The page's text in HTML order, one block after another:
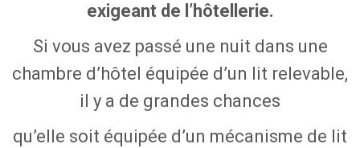
exigeant de l’hôtellerie.
Si vous avez passé une nuit dans une
chambre d’hôtel équipée d’un lit relevable,
il y a de grandes chances
qu’elle soit équipée d’un mécanisme de lit